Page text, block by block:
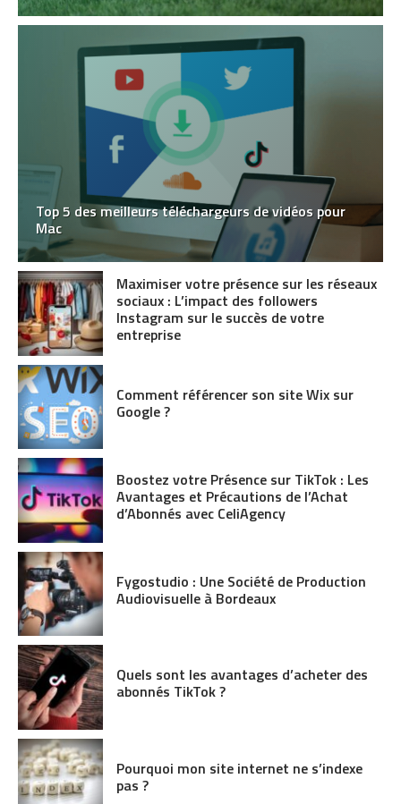
Top 5 des meilleurs téléchargeurs de vidéos pour
Mac
Maximiser votre présence sur les réseaux
sociaux : L’impact des followers
Instagram sur le succès de votre
entreprise
Comment référencer son site Wix sur
Google ?
Boostez votre Présence sur TikTok : Les
Avantages et Précautions de l’Achat
d’Abonnés avec CeliAgency
Fygostudio : Une Société de Production
Audiovisuelle à Bordeaux
Quels sont les avantages d’acheter des
abonnés TikTok ?
Pourquoi mon site internet ne s’indexe
pas ?